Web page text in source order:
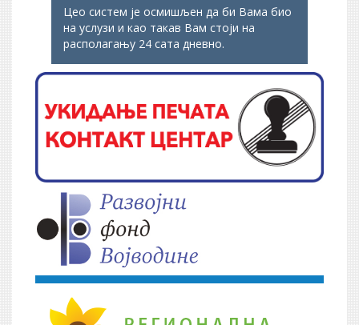
Цео систем је осмишљен да би Вама био
на услузи и као такав Вам стоји на
располагању 24 сата дневно.